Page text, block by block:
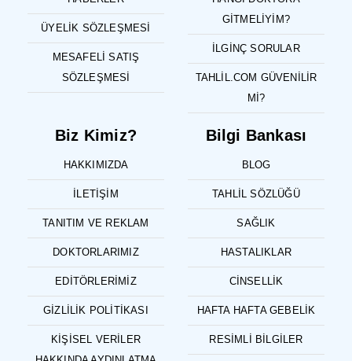
ÜYELIK SÖZLEŞMESI
MESAFELI SATIŞ
SÖZLEŞMESI
GITMELIYIM?
İLGINÇ SORULAR
TAHLIL.COM GÜVENILIR
MI?
Biz Kimiz?
HAKKIMIZDA
İLETIŞIM
TANITIM VE REKLAM
DOKTORLARIMIZ
EDITÖRLERIMIZ
GIZLILIK POLITIKASI
KIŞISEL VERILER
Bilgi Bankası
BLOG
TAHLIL SÖZLÜĞÜ
SAĞLIK
HASTALIKLAR
CINSELLIK
HAFTA HAFTA GEBELIK
RESIMLI BILGILER